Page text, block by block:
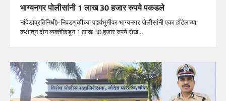
भाग्यनगर पोलीसांनी 1 लाख 30 हजार रुपये पकडले
नांदेड(प्रतिनिधी)-निवडणुकीच्या पार्श्र्वभूमीवर भाग्यनगर पोलीसांनी एका हॉटेलच्या
कक्षातून दोन व्यक्तींकडून 1 लाख 30 हजार रुपये रोख…